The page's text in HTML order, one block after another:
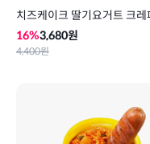
치즈케이크 딸기요거트 크레
16%3,680원
4,400원